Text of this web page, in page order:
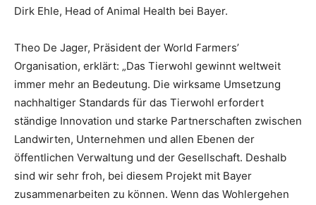
Dirk Ehle, Head of Animal Health bei Bayer.
Theo De Jager, Präsident der World Farmers’
Organisation, erklärt: „Das Tierwohl gewinnt weltweit
immer mehr an Bedeutung. Die wirksame Umsetzung
nachhaltiger Standards für das Tierwohl erfordert
ständige Innovation und starke Partnerschaften zwischen
Landwirten, Unternehmen und allen Ebenen der
öffentlichen Verwaltung und der Gesellschaft. Deshalb
sind wir sehr froh, bei diesem Projekt mit Bayer
zusammenarbeiten zu können. Wenn das Wohlergehen